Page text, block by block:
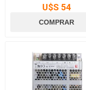
U$S 54